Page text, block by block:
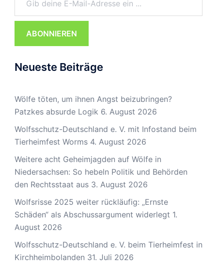
ABONNIEREN
Neueste Beiträge
Wölfe töten, um ihnen Angst beizubringen?
Patzkes absurde Logik 6. August 2026
Wolfsschutz-Deutschland e. V. mit Infostand beim
Tierheimfest Worms 4. August 2026
Weitere acht Geheimjagden auf Wölfe in
Niedersachsen: So hebeln Politik und Behörden
den Rechtsstaat aus 3. August 2026
Wolfsrisse 2025 weiter rückläufig: „Ernste
Schäden“ als Abschussargument widerlegt 1.
August 2026
Wolfsschutz-Deutschland e. V. beim Tierheimfest in
Kirchheimbolanden 31. Juli 2026